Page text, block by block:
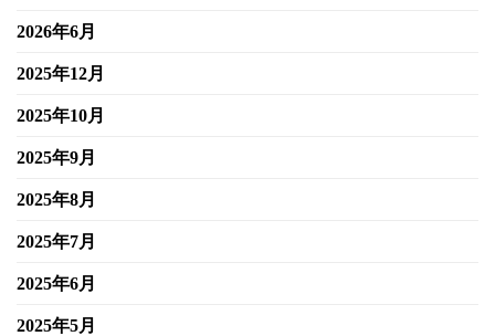
2026年6月
2025年12月
2025年10月
2025年9月
2025年8月
2025年7月
2025年6月
2025年5月